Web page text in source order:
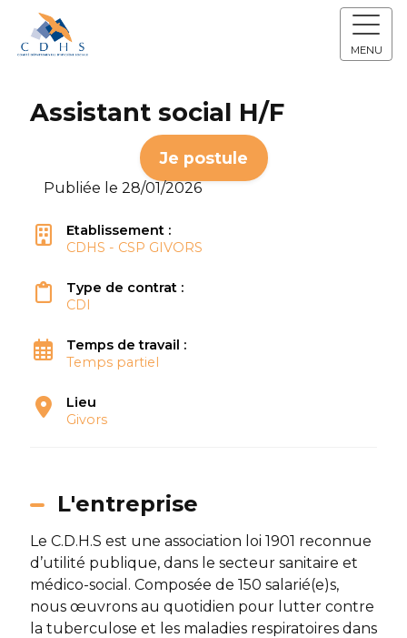
MENU
Assistant social H/F
Je postule
Publiée le 28/01/2026
Etablissement :
CDHS - CSP GIVORS
Type de contrat :
CDI
Temps de travail :
Temps partiel
Lieu
Givors
L'entreprise
Le C.D.H.S est une association loi 1901 reconnue
d’utilité publique, dans le secteur sanitaire et
médico-social. Composée de 150 salarié(e)s,
nous œuvrons au quotidien pour lutter contre
la tuberculose et les maladies respiratoires dans